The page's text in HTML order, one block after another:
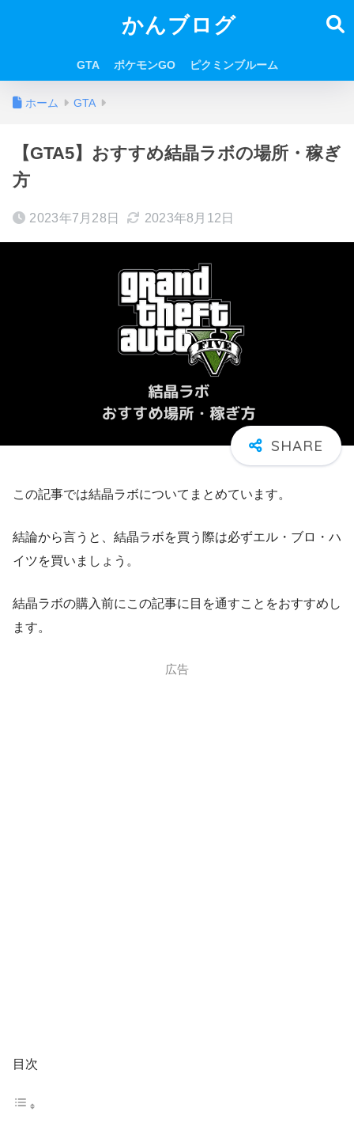
かんブログ
GTA ポケモンGO ピクミンブルーム
ホーム GTA
【GTA5】おすすめ結晶ラボの場所・稼ぎ
方
2023年7月28日 2023年8月12日
この記事では結晶ラボについてまとめています。
結論から言うと、結晶ラボを買う際は必ずエル・ブロ・ハ
イツを買いましょう。
結晶ラボの購入前にこの記事に目を通すことをおすすめし
ます。
広告
目次